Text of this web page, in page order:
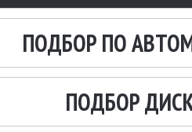
ПОДБОР ПО
ПОДБОР